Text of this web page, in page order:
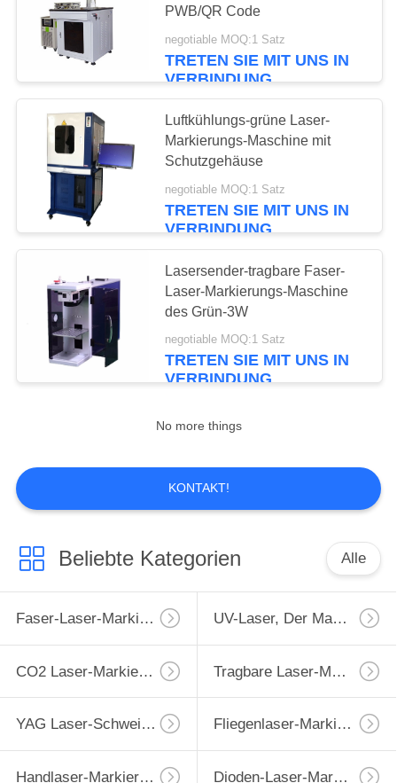
PRIVACY
POLICY
YAG Laser-
Schweißgerät
Fliegenlaser-
Markierungsmaschine
Handlaser-
Markierungs-
Maschine
Dioden-Laser-
Markierungs-
Maschine
7
PWB/QR Code
negotiable MOQ:1 Satz
TRETEN SIE MIT UNS IN
VERBINDUNG
Luftkühlungs-grüne Laser-
Markierungs-Maschine mit
Schutzgehäuse
negotiable MOQ:1 Satz
TRETEN SIE MIT UNS IN
VERBINDUNG
Lasersender-tragbare Faser-
Laser-Markierungs-Maschine
des Grün-3W
negotiable MOQ:1 Satz
TRETEN SIE MIT UNS IN
VERBINDUNG
No more things
KONTAKT!
Beliebte Kategorien Alle
Faser-Laser-Markierungs-Maschine UV-Laser, Der Maschine Markiert
CO2 Laser-Markierungs-Maschine Tragbare Laser-Markierungs-Maschine
YAG Laser-Schweißgerät Fliegenlaser-Markierungsmaschine
Handlaser-Markierungs-Maschine Dioden-Laser-Markierungs-Maschine